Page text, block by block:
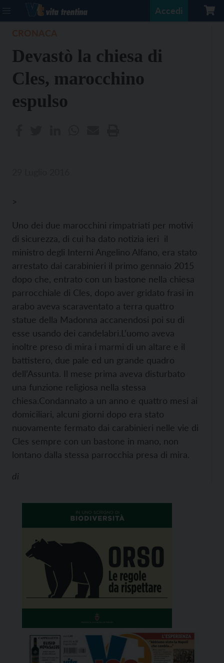
Accedi
Devastò la chiesa di
Cles, marocchino
espulso
>
Uno dei due marocchini rimpatriati per motivi
di sicurezza, di cui ha dato notizia ieri il
ministro degli Interni Angelino Alfano, era stato
arrestato dai carabinieri il primo gennaio 2015
dopo che, entrato con un bastone nella chiesa
parrocchiale di Cles, dopo aver gridato frasi in
arabo aveva scaraventato a terra quattro
statue della Madonna accanendosi poi su di
esse usando dei candelabri.L’uomo aveva
inoltre preso di mira i marmi di un altare e il
battistero, due pale ed un grande quadro
dell’Assunta. Il mese prima aveva disturbato
una funzione religiosa nella stessa
chiesa.Condannato a un anno e quattro mesi ai
domiciliari, alcuni giorni dopo era stato
nuovamente fermato dai carabinieri nelle vie di
Cles sempre con un bastone in mano, non
lontano dalla stessa parrocchia presa di mira.
di